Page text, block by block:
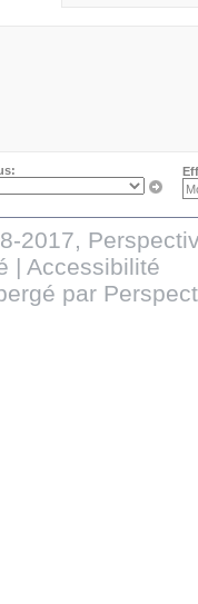
2017,
| Accessibilité
par